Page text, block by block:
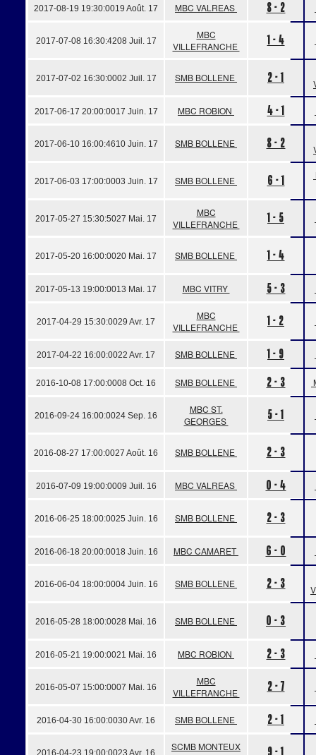
2017-08-19 19:30:0019 Août. 17 MBC VALREAS 8 - 2
2017-07-08 16:30:4208 Juil. 17
MBC
VILLEFRANCHE
1 - 4
2017-07-02 16:30:0002 Juil. 17 SMB BOLLENE 2 - 1
2017-06-17 20:00:0017 Juin. 17 MBC ROBION 4 - 1
2017-06-10 16:00:4610 Juin. 17 SMB BOLLENE 8 - 2
2017-06-03 17:00:0003 Juin. 17 SMB BOLLENE 6 - 1
2017-05-27 15:30:5027 Mai. 17
MBC
VILLEFRANCHE
1 - 5
2017-05-20 16:00:0020 Mai. 17 SMB BOLLENE 1 - 4
2017-05-13 19:00:0013 Mai. 17 MBC VITRY 5 - 3
2017-04-29 15:30:0029 Avr. 17
MBC
VILLEFRANCHE
1 - 2
2017-04-22 16:00:0022 Avr. 17 SMB BOLLENE 1 - 9
2016-10-08 17:00:0008 Oct. 16 SMB BOLLENE 2 - 3
2016-09-24 16:00:0024 Sep. 16
MBC ST.
GEORGES
5 - 1
2016-08-27 17:00:0027 Août. 16 SMB BOLLENE 2 - 3
2016-07-09 19:00:0009 Juil. 16 MBC VALREAS 0 - 4
2016-06-25 18:00:0025 Juin. 16 SMB BOLLENE 2 - 3
2016-06-18 20:00:0018 Juin. 16 MBC CAMARET 6 - 0
2016-06-04 18:00:0004 Juin. 16 SMB BOLLENE 2 - 3
2016-05-28 18:00:0028 Mai. 16 SMB BOLLENE 0 - 3
2016-05-21 19:00:0021 Mai. 16 MBC ROBION 2 - 3
2016-05-07 15:00:0007 Mai. 16
MBC
VILLEFRANCHE
2 - 7
2016-04-30 16:00:0030 Avr. 16 SMB BOLLENE 2 - 1
2016-04-23 19:00:0023 Avr. 16
SCMB MONTEUX 9 - 1